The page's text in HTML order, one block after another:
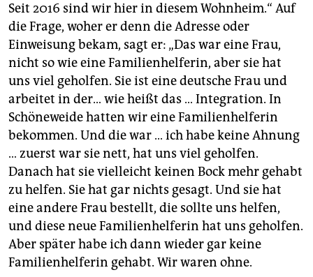
Seit 2016 sind wir hier in diesem Wohnheim.“ Auf
die Frage, woher er denn die Adresse oder
Einweisung bekam, sagt er: „Das war eine Frau,
nicht so wie eine Familienhelferin, aber sie hat
uns viel geholfen. Sie ist eine deutsche Frau und
arbeitet in der… wie heißt das … Integration. In
Schöneweide hatten wir eine Familienhelferin
bekommen. Und die war … ich habe keine Ahnung
… zuerst war sie nett, hat uns viel geholfen.
Danach hat sie vielleicht keinen Bock mehr gehabt
zu helfen. Sie hat gar nichts gesagt. Und sie hat
eine andere Frau bestellt, die sollte uns helfen,
und diese neue Familienhelferin hat uns geholfen.
Aber später habe ich dann wieder gar keine
Familienhelferin gehabt. Wir waren ohne.